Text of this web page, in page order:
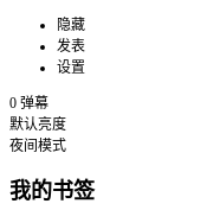
隐藏
发表
设置
0 弹幕
默认亮度
夜间模式
我的书签